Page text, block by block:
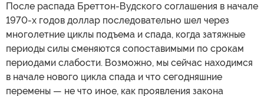
После распада Бреттон-Вудского соглашения в начале
1970-х годов доллар последовательно шел через
многолетние циклы подъема и спада, когда затяжные
периоды силы сменяются сопоставимыми по срокам
периодами слабости. Возможно, мы сейчас находимся
в начале нового цикла спада и что сегодняшние
перемены — не что иное, как проявления закона